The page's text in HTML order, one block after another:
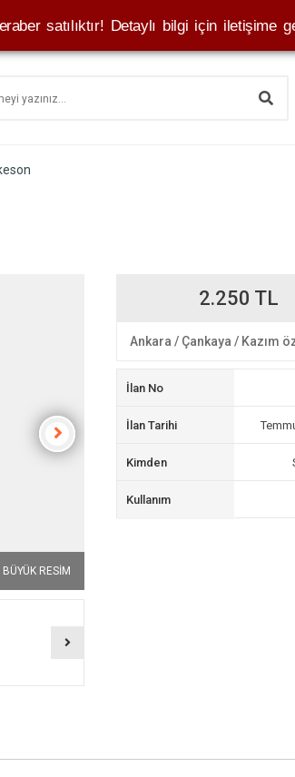
BÜYÜK RESİM
2.250 TL
Ankara / Çankaya / Kazım
İlan No
İlan Tarihi
Kimden
Kullanım
satılıktır! Detaylı bilgi için iletişime